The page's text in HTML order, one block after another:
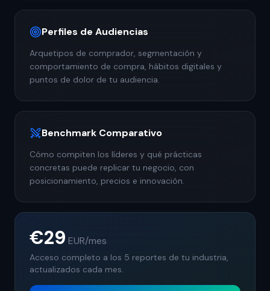
Perfiles de Audiencias
Arquetipos de comprador, segmentación y
comportamiento de compra, hábitos digitales y
puntos de dolor de tu audiencia.
Benchmark Comparativo
Cómo compiten los líderes y qué prácticas
concretas puede replicar tu negocio, con
posicionamiento, precios e innovación.
€29 EUR/mes
Acceso completo a los 5 reportes de tu industria,
actualizados cada mes.